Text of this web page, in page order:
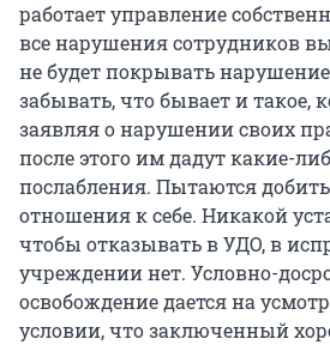
работает управление
все нарушения сотрудников
не будет покрывать
забывать, что бывает и такое,
заявляя о нарушении своих
после этого им дадут какие-
послабления. Пытаются
отношения к себе. Никакой
чтобы отказывать в УДО, в
учреждении нет. Условно-
освобождение дается на
условии, что заключенный